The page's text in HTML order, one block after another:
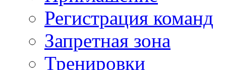
Регистрация команд
Запретная зона
Тренировки